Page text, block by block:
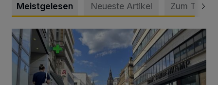
Meistgelesen Neueste Artikel Zum Thema
Ein Unzustand und Skandal